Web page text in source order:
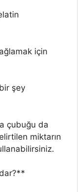
için
şey
çubuğu da
miktarın